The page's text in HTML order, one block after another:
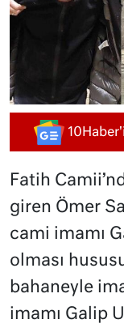
Fatih
giren Ömer
cami imamı
olması
bahaneyle
imamı Galip